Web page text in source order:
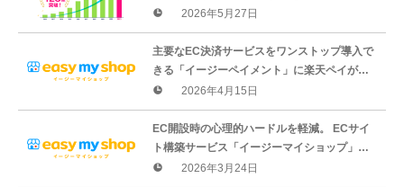
14%増、9年連続の2桁成長を実現～
2026年5月27日
主要なEC決済サービスをワンストップ導入で
きる「イージーペイメント」に楽天ペイが追
加。EC構築サービス「イージーマイショッ
プ」が決済手段拡充を強化
2026年4月15日
EC開設時の心理的ハードルを軽減。 ECサイ
ト構築サービス「イージーマイショップ」が
ショップ開設フローを最適化
2026年3月24日